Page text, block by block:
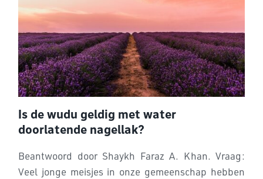
Is de wudu geldig met water
doorlatende nagellak?
Beantwoord door Shaykh Faraz A. Khan. Vraag:
Veel jonge meisjes in onze gemeenschap hebben